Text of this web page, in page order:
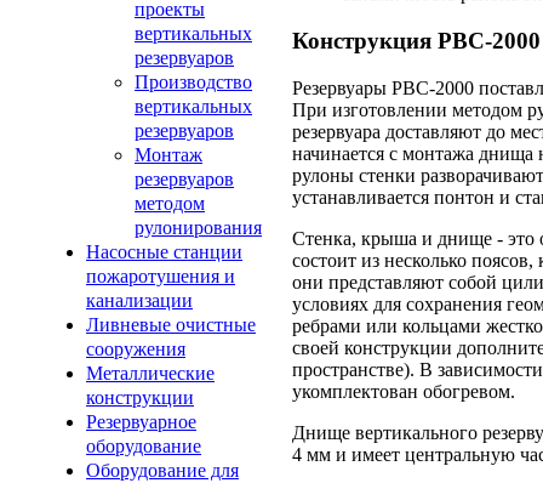
проекты
вертикальных
резервуаров
Производство
вертикальных
резервуаров
Монтаж
резервуаров
методом
рулонирования
Насосные станции
пожаротушения и
канализации
Ливневые очистные
сооружения
Металлические
конструкции
Резервуарное
оборудование
Оборудование для
Конструкция РВС-2000
Резервуары РВС-2000
При изготовлении методом
резервуара доставляют до
начинается с монтажа днища
рулоны стенки
устанавливается понтон и
Стенка, крыша и днище - это
состоит из несколько
они представляют собой
условиях для сохранения
ребрами или кольцами
своей конструкции
пространстве). В
укомплектован обогревом.
Днище вертикального
4 мм и имеет центральную